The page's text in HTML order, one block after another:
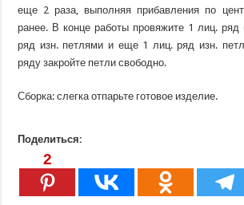
еще 2 раза, выполняя прибавления по
ранее. В конце работы провяжите 1 лиц. ряд
ряд изн. петлями и еще 1 лиц. ряд изн.
ряду закройте петли свободно.
Сборка: слегка отпарьте готовое изделие.
Поделиться:
2